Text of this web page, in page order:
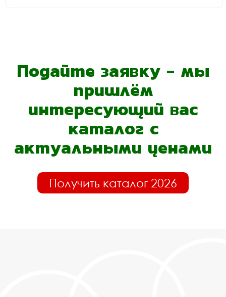
Подайте заявку - мы
пришлём
интересующий вас
каталог с
актуальными ценами
Получить каталог 2026